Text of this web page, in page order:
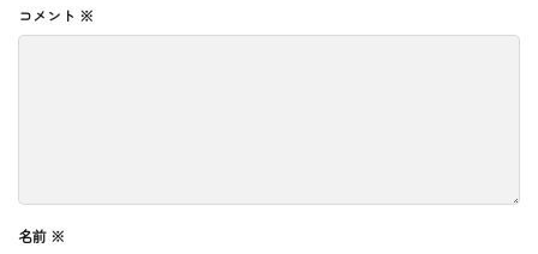
コメント ※
名前 ※